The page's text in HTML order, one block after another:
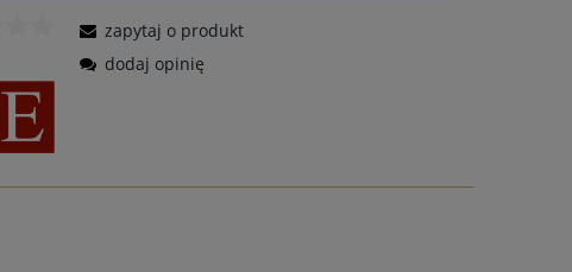
zapytaj o produkt
dodaj opinię